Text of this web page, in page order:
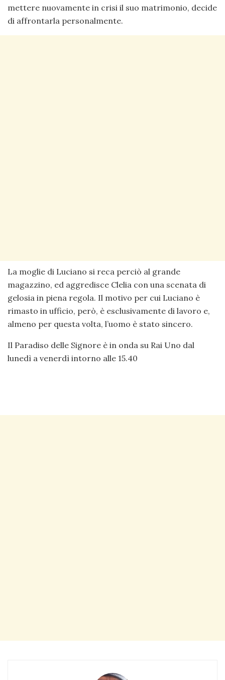
mettere nuovamente in crisi il suo matrimonio, decide
di affrontarla personalmente.
La moglie di Luciano si reca perciò al grande
magazzino, ed aggredisce Clelia con una scenata di
gelosia in piena regola. Il motivo per cui Luciano è
rimasto in ufficio, però, è esclusivamente di lavoro e,
almeno per questa volta, l’uomo è stato sincero.
Il Paradiso delle Signore è in onda su Rai Uno dal
lunedì a venerdì intorno alle 15.40